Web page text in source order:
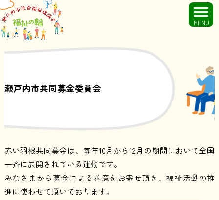
MENU
瀬戸内市共同募金委員会
赤い羽根共同募金は、毎年10月から12月の期間において全国
一斉に展開されている運動です。
みなさまから募金による善意をお寄せ頂き、福祉活動の推
進に使わせて頂いております。